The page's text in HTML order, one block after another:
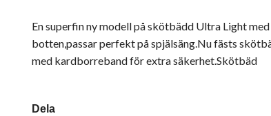
En superfin ny modell på skötbädd Ultra Light
botten,passar perfekt på spjälsäng.Nu fästs
med kardborreband för extra säkerhet.Skötbäd
Dela